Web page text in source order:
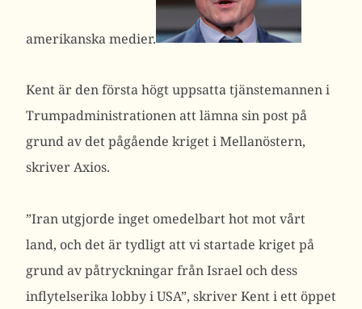
amerikanska medier.
Kent är den första högt uppsatta tjänstemannen i
Trumpadministrationen att lämna sin post på
grund av det pågående kriget i Mellanöstern,
skriver Axios.
”Iran utgjorde inget omedelbart hot mot vårt
land, och det är tydligt att vi startade kriget på
grund av påtryckningar från Israel och dess
inflytelserika lobby i USA”, skriver Kent i ett öppet